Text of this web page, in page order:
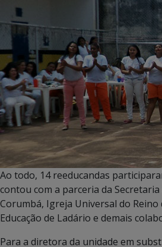
Ao todo, 14 reeducandas
contou com a parceria da Secretaria
Corumbá, Igreja Universal do Reino
Educação de Ladário e demais
Para a diretora da unidade em